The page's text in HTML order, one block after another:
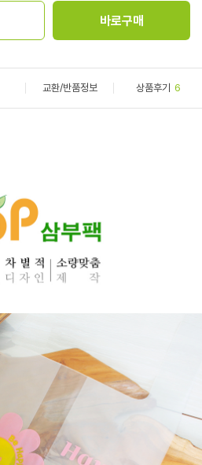
바로구매
교환/반품정보 상품후기 6